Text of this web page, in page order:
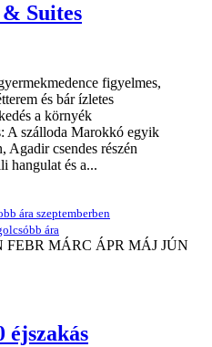
Suites
figyelmes,
és bár ízletes
a környék
A szálloda Marokkó egyik
Agadir csendes részén
hangulat és a...
ára szeptemberben
ára
FEBR MÁRC ÁPR MÁJ JÚN
éjszakás